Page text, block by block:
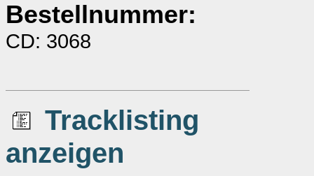
Bestellnummer:
CD: 3068
Tracklisting
anzeigen